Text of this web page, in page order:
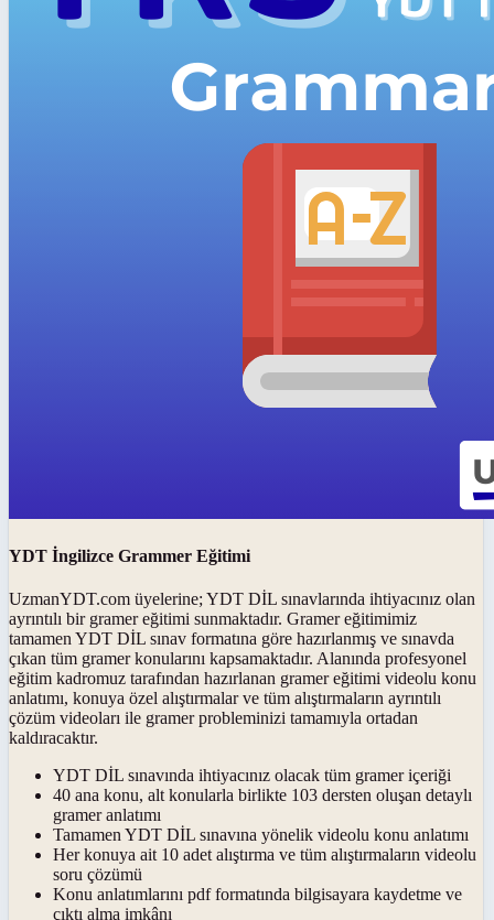
YDT İngilizce Grammer Eğitimi
UzmanYDT.com üyelerine; YDT DİL sınavlarında ihtiyacınız olan
ayrıntılı bir gramer eğitimi sunmaktadır. Gramer eğitimimiz
tamamen YDT DİL sınav formatına göre hazırlanmış ve sınavda
çıkan tüm gramer konularını kapsamaktadır. Alanında profesyonel
eğitim kadromuz tarafından hazırlanan gramer eğitimi videolu konu
anlatımı, konuya özel alıştırmalar ve tüm alıştırmaların ayrıntılı
çözüm videoları ile gramer probleminizi tamamıyla ortadan
kaldıracaktır.
YDT DİL sınavında ihtiyacınız olacak tüm gramer içeriği
40 ana konu, alt konularla birlikte 103 dersten oluşan detaylı
gramer anlatımı
Tamamen YDT DİL sınavına yönelik videolu konu anlatımı
Her konuya ait 10 adet alıştırma ve tüm alıştırmaların videolu
soru çözümü
Konu anlatımlarını pdf formatında bilgisayara kaydetme ve
çıktı alma imkânı